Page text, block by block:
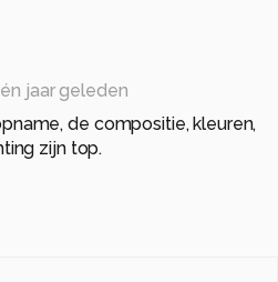
jaar geleden
de compositie, kleuren,
zijn top.